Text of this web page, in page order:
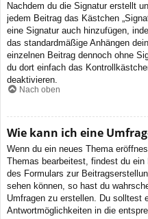
Nachdem du die Signatur erstellt
jedem Beitrag das Kästchen
eine Signatur auch hinzufügen,
das standardmäßige Anhängen
einzelnen Beitrag dennoch ohne
du dort einfach das
deaktivieren.
Nach oben
Wie kann ich eine
Wenn du ein neues Thema
Themas bearbeitest, findest du ein
des Formulars zur
sehen können, so hast du
Umfragen zu erstellen. Du solltest
Antwortmöglichkeiten in die